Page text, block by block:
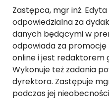
Zastępca, mgr inż.
odpowiedzialna za
danych będącymi w
odpowiada za
online i jest redaktorem
Wykonuje też zadania
dyrektora. Zastępuje
podczas jej